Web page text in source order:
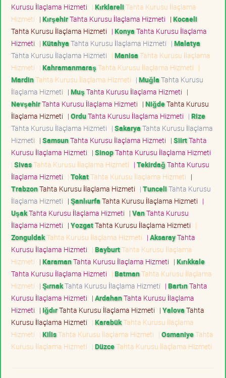
Kurusu İlaçlama Hizmeti | KırklareliTahta Kurusu İlaçlama
Hizmeti | KırşehirTahta Kurusu İlaçlama Hizmeti | Kocaeli
Tahta Kurusu İlaçlama Hizmeti | KonyaTahta Kurusu İlaçlama
Hizmeti | KütahyaTahta Kurusu İlaçlama Hizmeti | Malatya
Tahta Kurusu İlaçlama Hizmeti | ManisaTahta Kurusu İlaçlama
Hizmeti | KahramanmaraşTahta Kurusu İlaçlama Hizmeti |
MardinTahta Kurusu İlaçlama Hizmeti | MuğlaTahta Kurusu
İlaçlama Hizmeti | MuşTahta Kurusu İlaçlama Hizmeti |
NevşehirTahta Kurusu İlaçlama Hizmeti | NiğdeTahta Kurusu
İlaçlama Hizmeti | OrduTahta Kurusu İlaçlama Hizmeti | Rize
Tahta Kurusu İlaçlama Hizmeti | SakaryaTahta Kurusu İlaçlama
Hizmeti | SamsunTahta Kurusu İlaçlama Hizmeti | SiirtTahta
Kurusu İlaçlama Hizmeti | SinopTahta Kurusu İlaçlama Hizmeti
| SivasTahta Kurusu İlaçlama Hizmeti | TekirdağTahta Kurusu
İlaçlama Hizmeti | TokatTahta Kurusu İlaçlama Hizmeti |
TrabzonTahta Kurusu İlaçlama Hizmeti | TunceliTahta Kurusu
İlaçlama Hizmeti | ŞanlıurfaTahta Kurusu İlaçlama Hizmeti |
UşakTahta Kurusu İlaçlama Hizmeti | VanTahta Kurusu
İlaçlama Hizmeti | YozgatTahta Kurusu İlaçlama Hizmeti |
ZonguldakTahta Kurusu İlaçlama Hizmeti | AksarayTahta
Kurusu İlaçlama Hizmeti | BayburtTahta Kurusu İlaçlama
Hizmeti | KaramanTahta Kurusu İlaçlama Hizmeti | Kırıkkale
Tahta Kurusu İlaçlama Hizmeti | BatmanTahta Kurusu İlaçlama
Hizmeti | ŞırnakTahta Kurusu İlaçlama Hizmeti | BartınTahta
Kurusu İlaçlama Hizmeti | ArdahanTahta Kurusu İlaçlama
Hizmeti | IğdırTahta Kurusu İlaçlama Hizmeti | YalovaTahta
Kurusu İlaçlama Hizmeti | KarabükTahta Kurusu İlaçlama
Hizmeti | KilisTahta Kurusu İlaçlama Hizmeti | OsmaniyeTahta
Kurusu İlaçlama Hizmeti | DüzceTahta Kurusu İlaçlama Hizmeti